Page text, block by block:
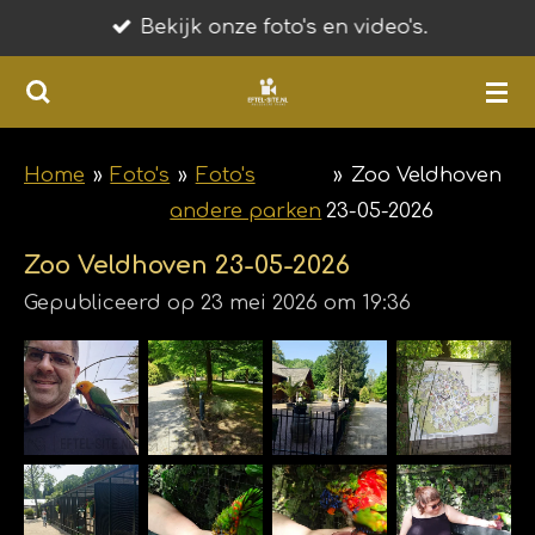
direct
naar
de
hoofdinhoud
Bekijk onze foto's en video's.
Home » Foto's » Foto's
andere parken
» Zoo Veldhoven
23-05-2026
Zoo Veldhoven 23-05-2026
Gepubliceerd op 23 mei 2026 om 19:36